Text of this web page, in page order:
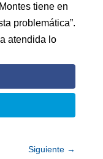
tiene en
problemática”.
atendida lo
Siguiente →